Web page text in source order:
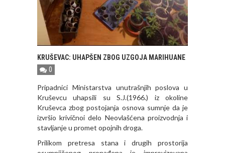
KRUŠEVAC: UHAPŠEN ZBOG UZGOJA MARIHUANE
0
Pripadnici Ministarstva unutrašnjih poslova u
Kruševcu uhapsili su S.J.(1966.) iz okoline
Kruševca zbog postojanja osnova sumnje da je
izvršio krivičnoi delo Neovlašćena proizvodnja i
stavljanje u promet opojnih droga.
Prilikom pretresa stana i drugih prostorija